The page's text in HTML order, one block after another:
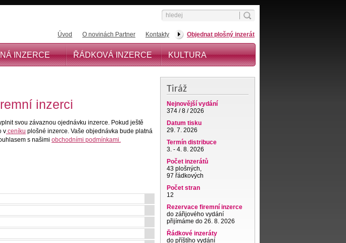
Úvod O novinách Partner Kontakty Objednat plošný inzerát
INZERCE ŘÁDKOVÁ INZERCE KULTURA
inzerci
svou závaznou ojednávku inzerce. Pokud ještě
v ceníku plošné inzerce. Vaše objednávka bude platná
s našimi obchodními podmínkami.
Tiráž
Nejnovější vydání
374 / 8 / 2026
Datum tisku
29. 7. 2026
Termín distribuce
3. - 4. 8. 2026
Počet inzerátů
43 plošných,
97 řádkových
Počet stran
12
Rezervace firemní inzerce
do zářijového vydání
přijímáme do 26. 8. 2026
Řádkové inzeráty
do příštího vydání